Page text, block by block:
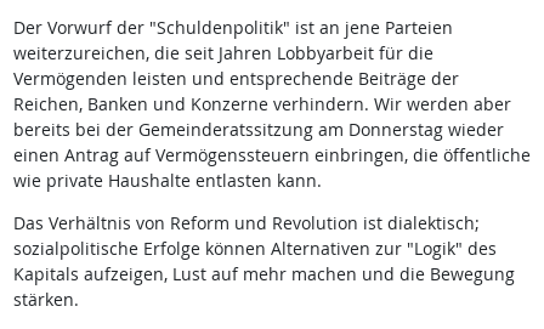
Der Vorwurf der "Schuldenpolitik" ist an jene Parteien
weiterzureichen, die seit Jahren Lobbyarbeit für die
Vermögenden leisten und entsprechende Beiträge der
Reichen, Banken und Konzerne verhindern. Wir werden aber
bereits bei der Gemeinderatssitzung am Donnerstag wieder
einen Antrag auf Vermögenssteuern einbringen, die öffentliche
wie private Haushalte entlasten kann.
Das Verhältnis von Reform und Revolution ist dialektisch;
sozialpolitische Erfolge können Alternativen zur "Logik" des
Kapitals aufzeigen, Lust auf mehr machen und die Bewegung
stärken.